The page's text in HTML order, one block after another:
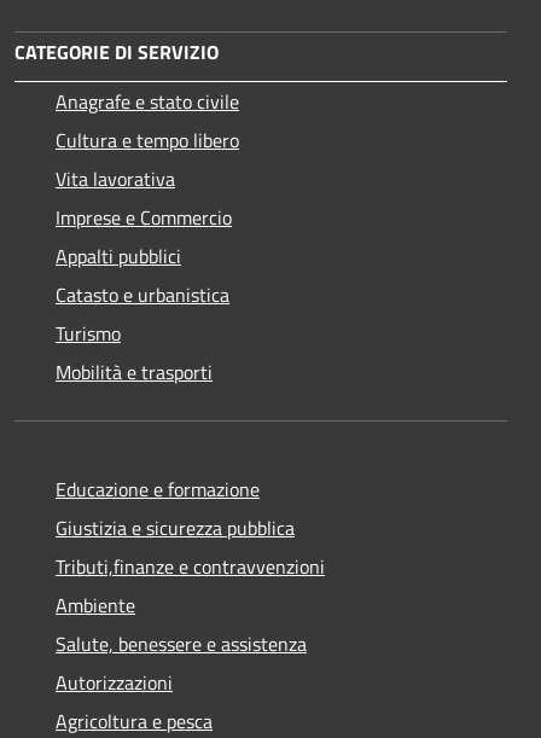
CATEGORIE DI SERVIZIO
Anagrafe e stato civile
Cultura e tempo libero
Vita lavorativa
Imprese e Commercio
Appalti pubblici
Catasto e urbanistica
Turismo
Mobilità e trasporti
Educazione e formazione
Giustizia e sicurezza pubblica
Tributi,finanze e contravvenzioni
Ambiente
Salute, benessere e assistenza
Autorizzazioni
Agricoltura e pesca